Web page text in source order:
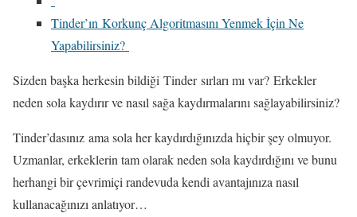
Tinder’ın Korkunç Algoritmasını Yenmek İçin Ne
Yapabilirsiniz?
Sizden başka herkesin bildiği Tinder sırları mı var? Erkekler
neden sola kaydırır ve nasıl sağa kaydırmalarını sağlayabilirsiniz?
Tinder’dasınız ama sola her kaydırdığınızda hiçbir şey olmuyor.
Uzmanlar, erkeklerin tam olarak neden sola kaydırdığını ve bunu
herhangi bir çevrimiçi randevuda kendi avantajınıza nasıl
kullanacağınızı anlatıyor…